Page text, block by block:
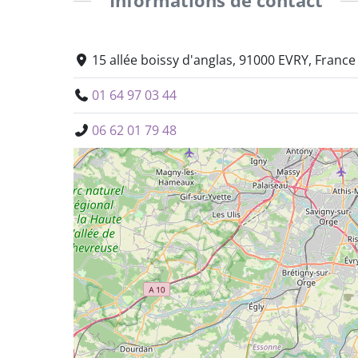
15 allée boissy d'anglas, 91000 EVRY, France
01 64 97 03 44
06 62 01 79 48